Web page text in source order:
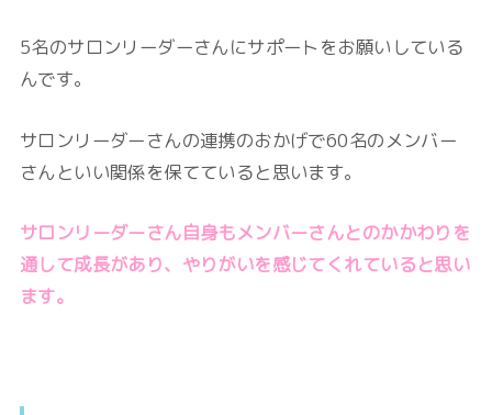
5名のサロンリーダーさんにサポートをお願いしている
んです。
サロンリーダーさんの連携のおかげで60名のメンバー
さんといい関係を保てていると思います。
サロンリーダーさん自身もメンバーさんとのかかわりを
通して成長があり、やりがいを感じてくれていると思い
ます。